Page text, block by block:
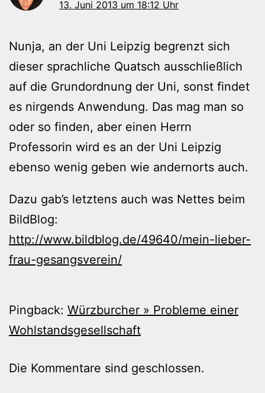
13. Juni 2013 um 18:12 Uhr
Nunja, an der Uni Leipzig begrenzt sich
dieser sprachliche Quatsch ausschließlich
auf die Grundordnung der Uni, sonst findet
es nirgends Anwendung. Das mag man so
oder so finden, aber einen Herrn
Professorin wird es an der Uni Leipzig
ebenso wenig geben wie andernorts auch.
Dazu gab’s letztens auch was Nettes beim
BildBlog:
http://www.bildblog.de/49640/mein-lieber-
frau-gesangsverein/
Pingback: Würzburcher » Probleme einer
Wohlstandsgesellschaft
Die Kommentare sind geschlossen.